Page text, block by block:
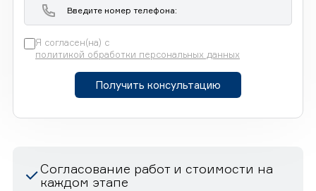
Я согласен(на) с
политикой обработки персональных данных
Получить консультацию
Согласование работ и стоимости на
каждом этапе